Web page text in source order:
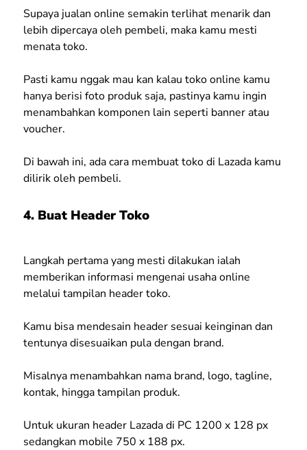
Supaya jualan online semakin terlihat menarik dan
lebih dipercaya oleh pembeli, maka kamu mesti
menata toko.
Pasti kamu nggak mau kan kalau toko online kamu
hanya berisi foto produk saja, pastinya kamu ingin
menambahkan komponen lain seperti banner atau
voucher.
Di bawah ini, ada cara membuat toko di Lazada kamu
dilirik oleh pembeli.
4. Buat Header Toko
Langkah pertama yang mesti dilakukan ialah
memberikan informasi mengenai usaha online
melalui tampilan header toko.
Kamu bisa mendesain header sesuai keinginan dan
tentunya disesuaikan pula dengan brand.
Misalnya menambahkan nama brand, logo, tagline,
kontak, hingga tampilan produk.
Untuk ukuran header Lazada di PC 1200 x 128 px
sedangkan mobile 750 x 188 px.